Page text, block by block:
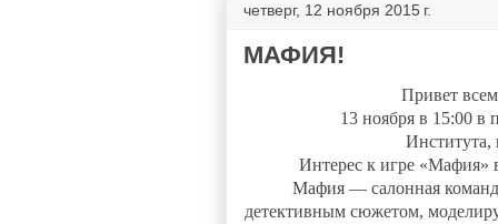
четверг, 12 ноября 2015 г.
МАФИЯ!
Привет
13 ноября в 15:00 в
Института,
Интерес к игре «Мафия»
Мафия — салонная
детективным сюжетом,